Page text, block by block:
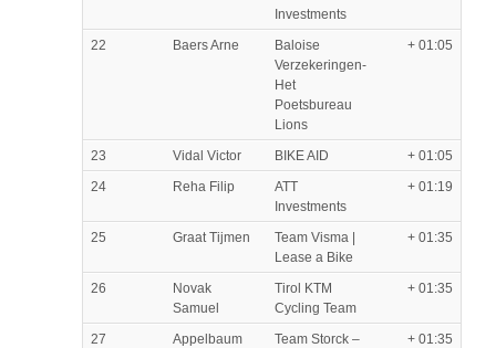
Investments
22 Baers Arne
Baloise
Verzekeringen-
Het
Poetsbureau
Lions
+ 01:05
23 Vidal Victor BIKE AID
+ 01:05
24
Reha Filip
ATT
Investments
+ 01:19
25 Graat Tijmen
Team Visma |
Lease a Bike
+ 01:35
26
Novak
Samuel
Tirol KTM
Cycling Team
+ 01:35
27 Appelbaum Team Storck – + 01:35